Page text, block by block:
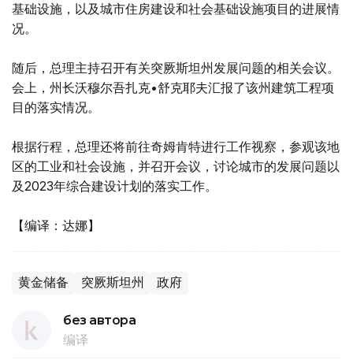
基础设施，以及城市住房建设和社会基础设施项目的进展情
况。
随后，总理主持召开有关突厥斯坦州发展问题的相关会议。
会上，州长沃穆尔吾扎克•舒克耶夫汇报了该州建筑工程项
目的落实情况。
根据行程，总理还将前往奇姆肯特进行工作视察，参观该地
区的工业和社会设施，并召开会议，讨论城市的发展问题以
及2023年综合建设计划的落实工作。
【编译：达娜】
黄金储备 突厥斯坦州 政府
без автора
编译